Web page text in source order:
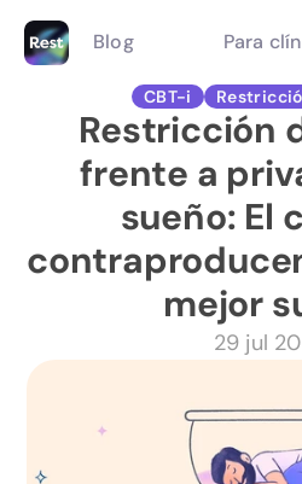
Blog Para
CBT-i
Restricción
frente a
sueño: El
mejor
29 jul